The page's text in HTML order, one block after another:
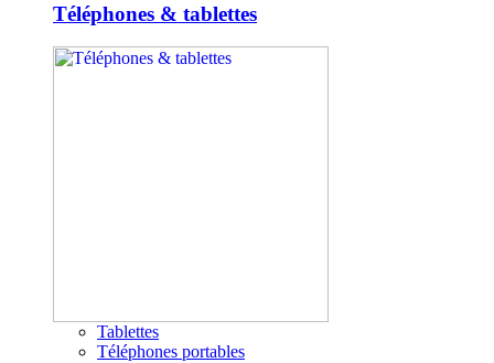
Téléphones & tablettes
Tablettes
Téléphones portables